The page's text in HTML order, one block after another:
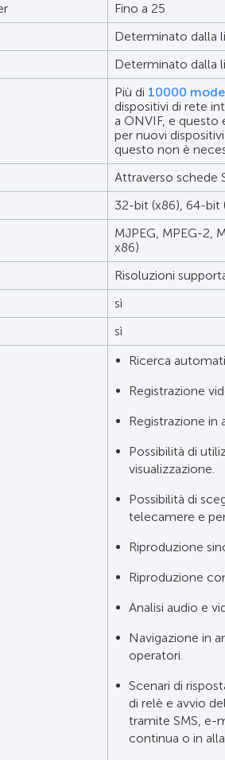
Fino a 25
Determinato dalla
Determinato dalla
Più di 10000
dispositivi di rete
a ONVIF, e questo
per nuovi
questo non è
Attraverso schede
32-bit (x86), 64-bit
MJPEG, MPEG-2,
x86)
Risoluzioni
sì
sì
Ricerca
Registrazione
Registrazione in
Possibilità di
visualizzazione.
Possibilità di
telecamere e
Riproduzione
Riproduzione
Analisi audio e
Navigazione in
operatori.
Scenari di
di relè e avvio
tramite SMS, e-
continua o in